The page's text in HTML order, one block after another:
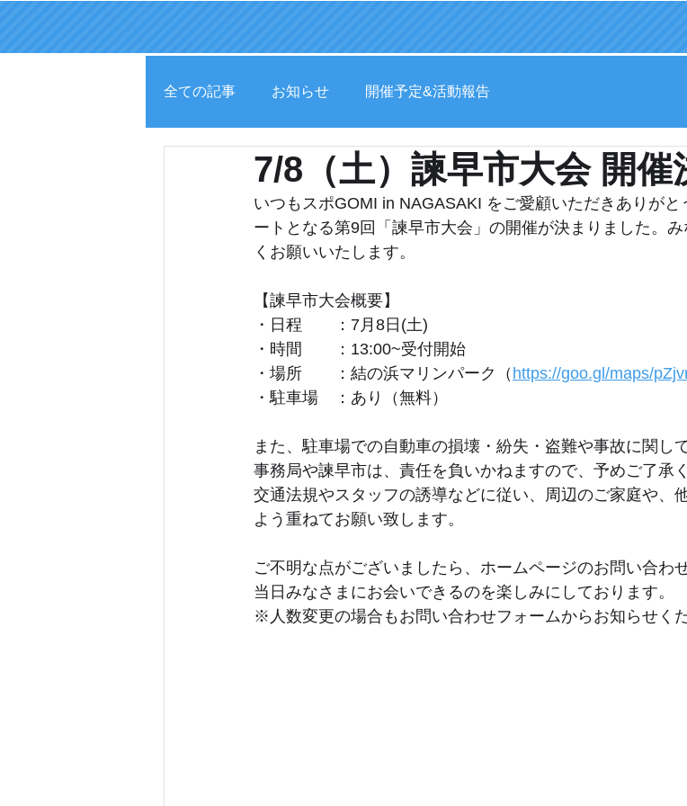
全ての記事 お知らせ 開催予定&活動報告
7/8（土）諫早市大会 開催
いつもスポGOMI in NAGASAKI をご愛顧いただきありが
ートとなる第9回「諫早市大会」の開催が決まりました。
くお願いいたします。
【諫早市大会概要】
・日程　　：7月8日(土)
・時間　　：13:00~受付開始
・場所　　：結の浜マリンパーク（ https://goo.gl/maps/
・駐車場　：あり（無料）
また、駐車場での自動車の損壊・紛失・盗難や事故に関して
事務局や諫早市は、責任を負いかねますので、予めご了承
交通法規やスタッフの誘導などに従い、周辺のご家庭や、
よう重ねてお願い致します。
ご不明な点がございましたら、ホームページのお問い合わ
当日みなさまにお会いできるのを楽しみにしております。
※人数変更の場合もお問い合わせフォームからお知らせくだ